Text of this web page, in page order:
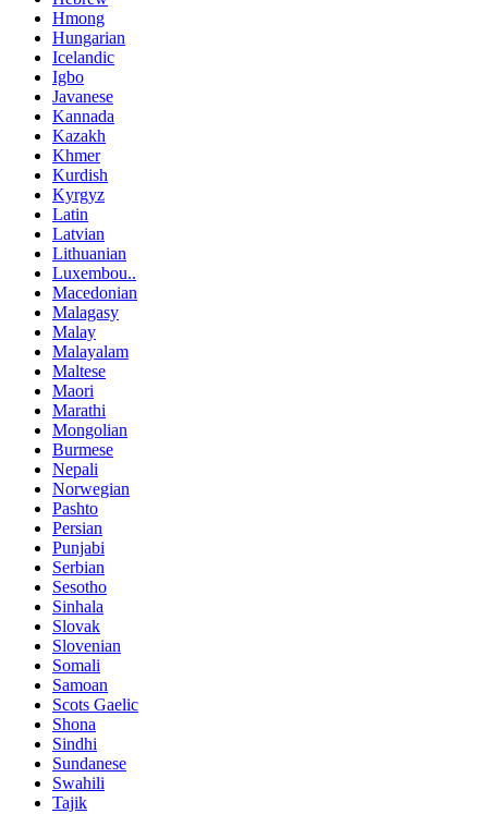
Hmong
Hungarian
Icelandic
Igbo
Javanese
Kannada
Kazakh
Khmer
Kurdish
Kyrgyz
Latin
Latvian
Lithuanian
Luxembou..
Macedonian
Malagasy
Malay
Malayalam
Maltese
Maori
Marathi
Mongolian
Burmese
Nepali
Norwegian
Pashto
Persian
Punjabi
Serbian
Sesotho
Sinhala
Slovak
Slovenian
Somali
Samoan
Scots Gaelic
Shona
Sindhi
Sundanese
Swahili
Tajik